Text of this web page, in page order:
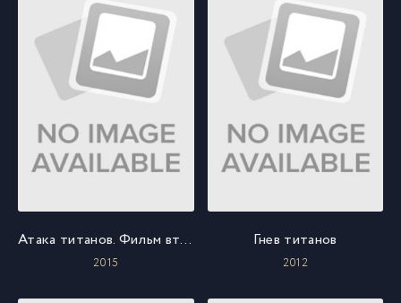
Атака титанов. Фильм второй: Конец света
2015
Гнев титанов
2012